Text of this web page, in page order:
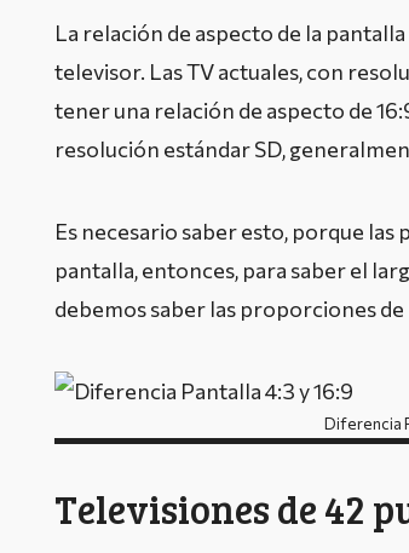
La relación de aspecto de la
televisor. Las TV actuales, con
tener una relación de aspecto de
resolución estándar SD,
Es necesario saber esto, porque las
pantalla, entonces, para saber el
debemos saber las proporciones de
Diferencia
Televisiones de 42